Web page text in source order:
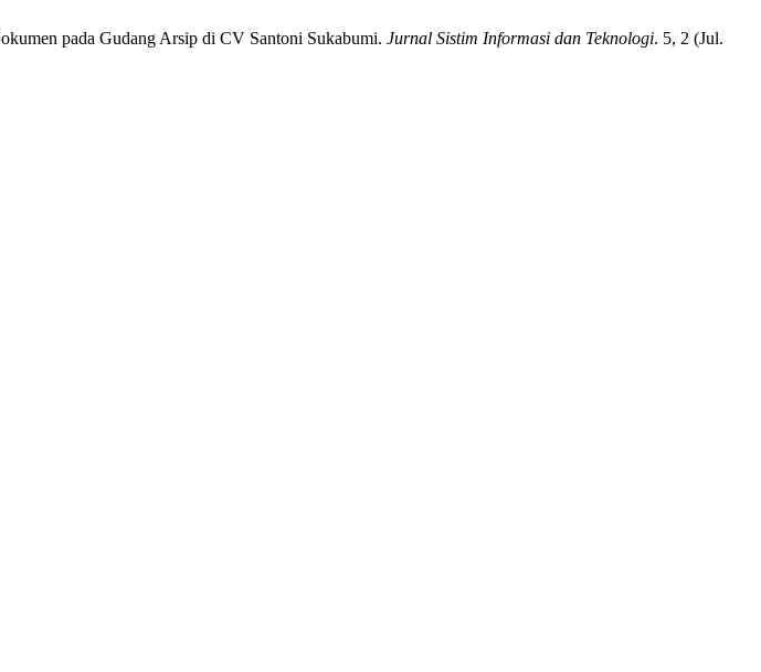
pada Gudang Arsip di CV Santoni Sukabumi. Jurnal Sistim Informasi dan Teknologi. 5, 2 (Jul.